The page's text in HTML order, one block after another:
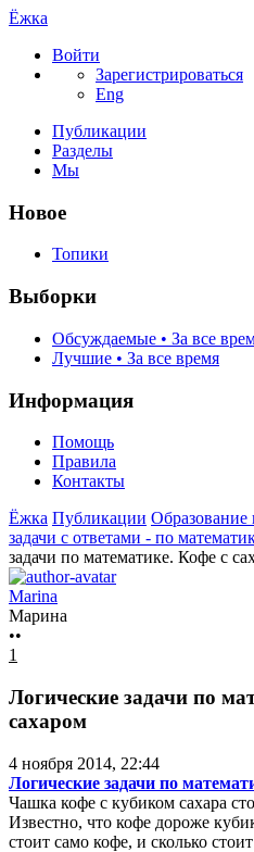
Ёжка
Войти
Зарегистрироваться
Eng
Публикации
Разделы
Мы
Новое
Топики
Выборки
Обсуждаемые • За все
Лучшие • За все время
Информация
Помощь
Правила
Контакты
Ёжка Публикации Образование
задачи с ответами - по
задачи по математике. Кофе с
Marina
Марина
••
1
Логические задачи по
сахаром
4 ноября 2014, 22:44
Логические задачи по
Чашка кофе с кубиком сахара
Известно, что кофе дороже
стоит само кофе, и сколько